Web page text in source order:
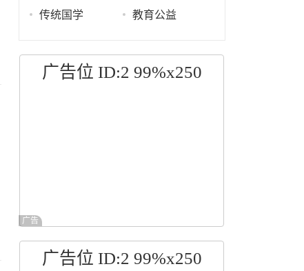
传统国学 教育公益
广告位 ID:2 99%x250
广告
广告位 ID:2 99%x250